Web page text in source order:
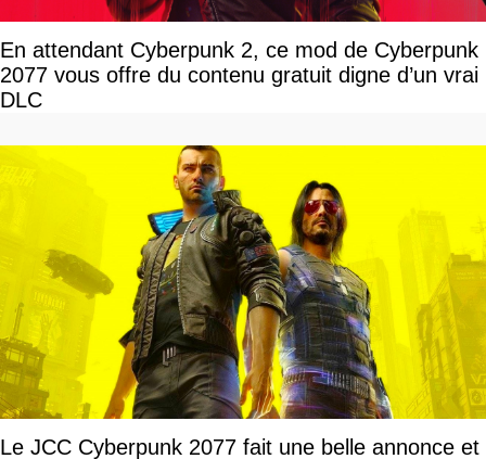
En attendant Cyberpunk 2, ce mod de Cyberpunk
2077 vous offre du contenu gratuit digne d’un vrai
DLC
Le JCC Cyberpunk 2077 fait une belle annonce et